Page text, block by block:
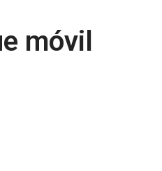
móvil